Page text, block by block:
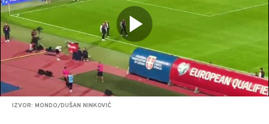
IZVOR: MONDO/DUŠAN NINKOVIĆ